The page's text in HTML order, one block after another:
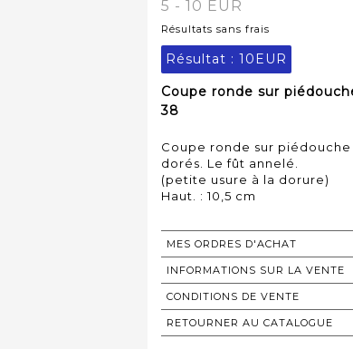
5 - 10 EUR
Résultats sans frais
Résultat : 10EUR
Coupe ronde sur
38
Coupe ronde sur
dorés. Le fût annelé.
(petite usure à la dorure)
Haut. : 10,5 cm
MES ORDRES D'ACHAT
INFORMATIONS SUR LA VENTE
CONDITIONS DE VENTE
RETOURNER AU CATALOGUE